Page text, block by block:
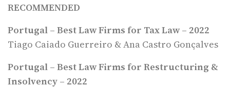
RECOMMENDED
Portugal – Best Law Firms for Tax Law – 2022
Tiago Caiado Guerreiro & Ana Castro Gonçalves
Portugal – Best Law Firms for Restructuring &
Insolvency – 2022